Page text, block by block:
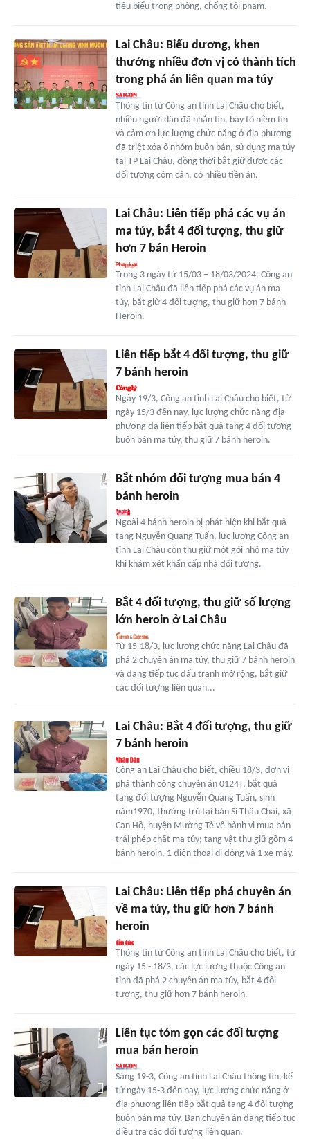
tiêu biểu trong phòng, chống tội phạm.
Lai Châu: Biểu dương, khen
thưởng nhiều đơn vị có thành tích
trong phá án liên quan ma túy
Thông tin từ Công an tỉnh Lai Châu cho biết,
nhiều người dân đã nhắn tin, bày tỏ niềm tin
và cảm ơn lực lượng chức năng ở địa phương
đã triệt xóa ổ nhóm buôn bán, sử dụng ma túy
tại TP Lai Châu, đồng thời bắt giữ được các
đối tượng cộm cán, có nhiều tiền án.
Lai Châu: Liên tiếp phá các vụ án
ma túy, bắt 4 đối tượng, thu giữ
hơn 7 bán Heroin
Trong 3 ngày từ 15/03 – 18/03/2024, Công an
tỉnh Lai Châu đã liên tiếp phá các vụ án ma
túy, bắt giữ 4 đối tượng, thu giữ hơn 7 bánh
Heroin.
Liên tiếp bắt 4 đối tượng, thu giữ
7 bánh heroin
Ngày 19/3, Công an tỉnh Lai Châu cho biết, từ
ngày 15/3 đến nay, lực lượng chức năng địa
phương đã liên tiếp bắt quả tang 4 đối tượng
buôn bán ma túy, thu giữ 7 bánh heroin.
Bắt nhóm đối tượng mua bán 4
bánh heroin
Ngoài 4 bánh heroin bị phát hiện khi bắt quả
tang Nguyễn Quang Tuấn, lực lượng Công an
tỉnh Lai Châu còn thu giữ một gói nhỏ ma túy
khi khám xét khẩn cấp nhà đối tượng.
Bắt 4 đối tượng, thu giữ số lượng
lớn heroin ở Lai Châu
Từ 15-18/3, lực lượng chức năng Lai Châu đã
phá 2 chuyên án ma túy, thu giữ 7 bánh heroin
và đang tiếp tục đấu tranh mở rộng, bắt giữ
các đối tượng liên quan...
Lai Châu: Bắt 4 đối tượng, thu giữ
7 bánh heroin
Công an Lai Châu cho biết, chiều 18/3, đơn vị
phá thành công chuyên án 0124T, bắt quả
tang đối tượng Nguyễn Quang Tuấn, sinh
năm1970, thường trú tại bản Sì Thâu Chải, xã
Can Hồ, huyện Mường Tè về hành vi mua bán
trái phép chất ma túy; tang vật thu giữ gồm 4
bánh heroin, 1 điện thoại di động và 1 xe máy.
Lai Châu: Liên tiếp phá chuyên án
về ma túy, thu giữ hơn 7 bánh
heroin
Thông tin từ Công an tỉnh Lai Châu cho biết, từ
ngày 15 - 18/3, các lực lượng thuộc Công an
tỉnh đã phá 2 chuyên án ma túy, bắt 4 đối
tượng, thu giữ hơn 7 bánh heroin.
Liên tục tóm gọn các đối tượng
mua bán heroin
Sáng 19-3, Công an tỉnh Lai Châu thông tin, kể
từ ngày 15-3 đến nay, lực lượng chức năng ở
địa phương liên tiếp bắt quả tang 4 đối tượng
buôn bán ma túy. Ban chuyên án đang tiếp tục
điều tra các đối tượng liên quan.